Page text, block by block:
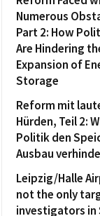
Numerous
Part 2: How
Are Hindering
Expansion of
Storage
Reform mit
Hürden, Teil 2:
Politik den
Ausbau
Leipzig/Halle
not the only
investigators in